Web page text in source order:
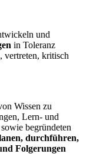
und
in Toleranz
vertreten, kritisch
Wissen zu
Lern- und
begründeten
durchführen,
Folgerungen